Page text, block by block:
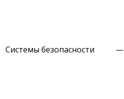
Системы безопасности —